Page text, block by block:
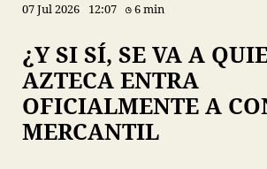
07 Jul 2026 12:07 6 min
¿Y SI SÍ, SE VA A
AZTECA ENTRA
OFICIALMENTE A
MERCANTIL